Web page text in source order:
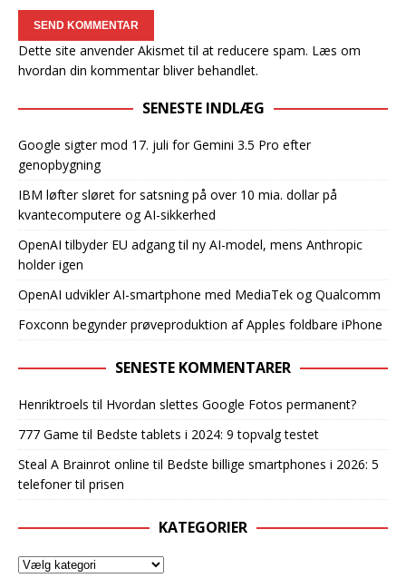
Dette site anvender Akismet til at reducere spam. Læs om
hvordan din kommentar bliver behandlet.
SENESTE INDLÆG
Google sigter mod 17. juli for Gemini 3.5 Pro efter
genopbygning
IBM løfter sløret for satsning på over 10 mia. dollar på
kvantecomputere og AI-sikkerhed
OpenAI tilbyder EU adgang til ny AI-model, mens Anthropic
holder igen
OpenAI udvikler AI-smartphone med MediaTek og Qualcomm
Foxconn begynder prøveproduktion af Apples foldbare iPhone
SENESTE KOMMENTARER
Henriktroels til Hvordan slettes Google Fotos permanent?
777 Game til Bedste tablets i 2024: 9 topvalg testet
Steal A Brainrot online til Bedste billige smartphones i 2026: 5
telefoner til prisen
KATEGORIER